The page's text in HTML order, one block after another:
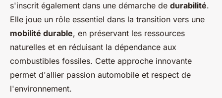
s'inscrit également dans une démarche de durabilité.
Elle joue un rôle essentiel dans la transition vers une
mobilité durable, en préservant les ressources
naturelles et en réduisant la dépendance aux
combustibles fossiles. Cette approche innovante
permet d'allier passion automobile et respect de
l'environnement.